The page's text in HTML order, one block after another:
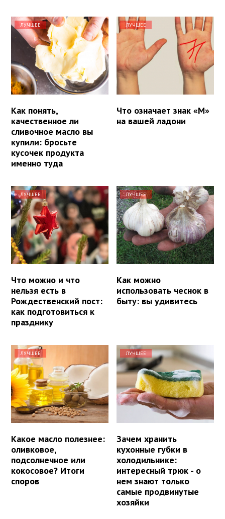
ЛУЧШЕЕ
Как понять,
качественное ли
сливочное масло вы
купили: бросьте
кусочек продукта
именно туда
ЛУЧШЕЕ
Что означает знак «М»
на вашей ладони
ЛУЧШЕЕ
Что можно и что
нельзя есть в
Рождественский пост:
как подготовиться к
празднику
ЛУЧШЕЕ
Как можно
использовать чеснок в
быту: вы удивитесь
ЛУЧШЕЕ
Какое масло полезнее:
оливковое,
подсолнечное или
кокосовое? Итоги
споров
ЛУЧШЕЕ
Зачем хранить
кухонные губки в
холодильнике:
интересный трюк - о
нем знают только
самые продвинутые
хозяйки